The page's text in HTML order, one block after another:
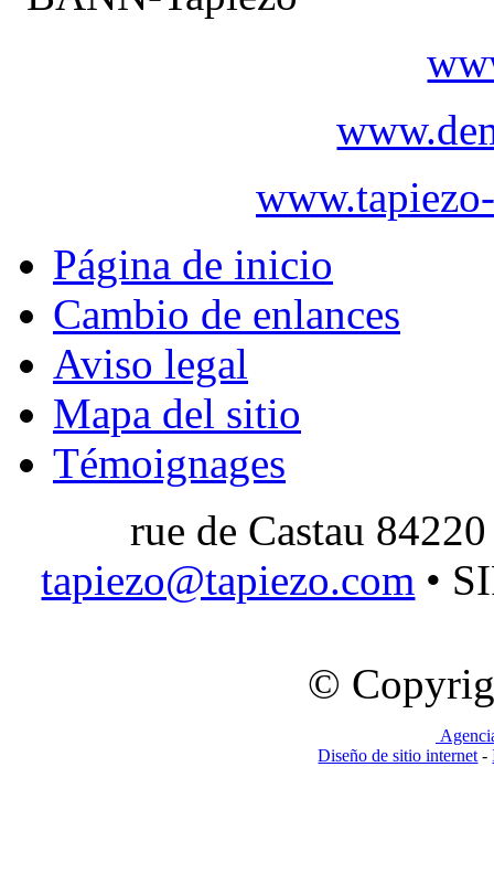
Página de inicio
Cambio de enlances
Aviso legal
Mapa del sitio
Témoignages
rue de Castau
tapiezo@tapiezo.com •
©
Diseño de sitio internet -